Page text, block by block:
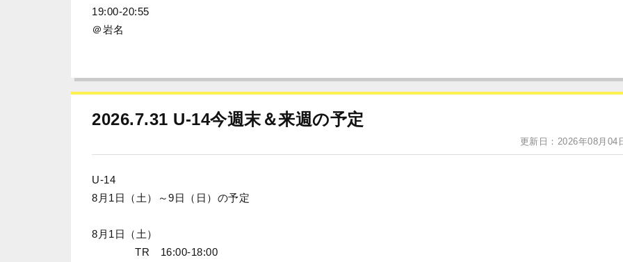
19:00-20:55
＠岩名
2026.7.31 U-14今週末＆来週の予定
更新日：2026年08月04
U-14
8月1日（土）～9日（日）の予定
8月1日（土）
TR 16:00-18:00